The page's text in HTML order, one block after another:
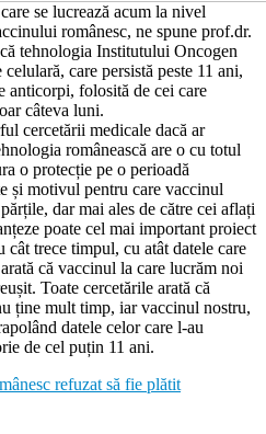
se lucrează acum la nivel
românesc, ne spune prof.dr.
tehnologia Institutului Oncogen
care persistă peste 11 ani,
anticorpi, folosită de cei care
câteva luni.
cercetării medicale dacă ar
românească are o cu totul
o protecție pe o perioadă
și motivul pentru care vaccinul
dar mai ales de către cei aflați
poate cel mai important proiect
trece timpul, cu atât datele care
că vaccinul la care lucrăm noi
Toate cercetările arată că
ține mult timp, iar vaccinul nostru,
datele celor care l-au
de cel puțin 11 ani.
refuzat să fie plătit